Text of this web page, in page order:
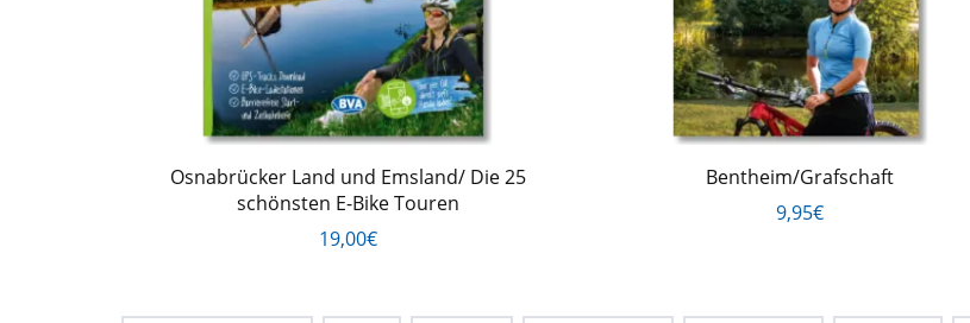
Osnabrücker Land und Emsland/ Die 25
schönsten E-Bike Touren
19,00€
Bentheim/Grafschaft
9,95€